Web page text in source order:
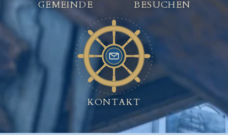
GEMEINDE BESUCHEN
KONTAKT